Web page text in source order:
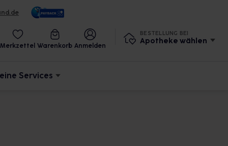
Merkzettel Warenkorb Anmelden
BESTELLUNG BEI
Apotheke wählen
Services